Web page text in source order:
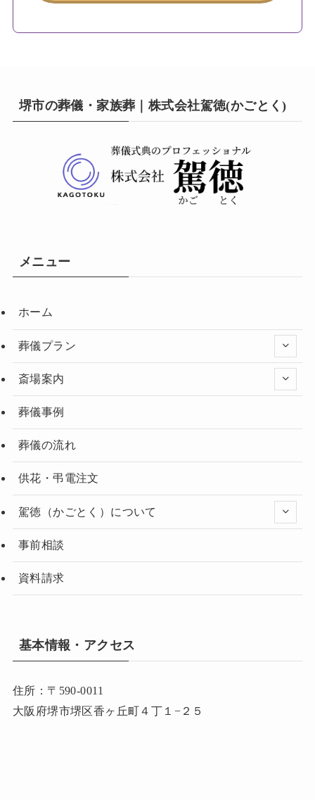
堺市の葬儀・家族葬｜株式会社駕徳(かごとく)
メニュー
ホーム
葬儀プラン
斎場案内
葬儀事例
葬儀の流れ
供花・弔電注文
駕徳（かごとく）について
事前相談
資料請求
基本情報・アクセス
住所：〒590-0011
大阪府堺市堺区香ヶ丘町４丁１−２５